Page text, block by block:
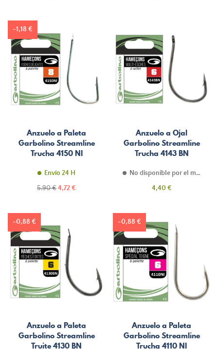
Anzuelo a Paleta
Garbolino Streamline
Trucha 4150 NI
Envío 24 H
Precio
5,90 €Precio
4,72 €
-1,18 €
Anzuelo a Ojal
Garbolino Streamline
Trucha 4143 BN
No disponible por el momento
Precio
4,40 €
Anzuelo a Paleta
Garbolino Streamline
Truite 4130 BN
-0,88 €
Anzuelo a Paleta
Garbolino Streamline
Trucha 4110 NI
-0,88 €